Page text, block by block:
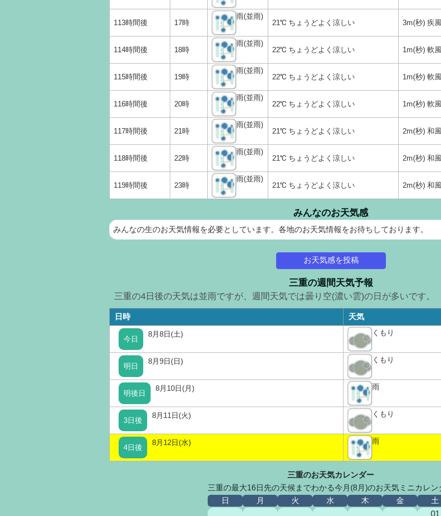
113時間後 17時
雨(並雨)
21℃ ちょうどよく涼しい 3m(秒) 疾
114時間後 18時
雨(並雨)
22℃ ちょうどよく涼しい 1m(秒) 軟
115時間後 19時
雨(並雨)
22℃ ちょうどよく涼しい 1m(秒) 軟
116時間後 20時
雨(並雨)
22℃ ちょうどよく涼しい 1m(秒) 軟
117時間後 21時
雨(並雨)
21℃ ちょうどよく涼しい 2m(秒) 和
118時間後 22時
雨(並雨)
21℃ ちょうどよく涼しい 2m(秒) 和
119時間後 23時
雨(並雨)
21℃ ちょうどよく涼しい 2m(秒) 和
みんなのお天気感
みんなの生のお天気情報を必要としています。各地のお天気情報をお待ちしております。
お天気感を投稿
三重の週間天気予報
三重の4日後の天気は並雨ですが、週間天気では曇り空(濃い雲)の日が多いです。
日時 天気
8月8日(土)
今日
くもり
8月9日(日)
明日
くもり
8月10日(月)
明後日
雨
8月11日(火)
3日後
くもり
8月12日(水)
4日後
雨
三重のお天気カレンダー
三重の最大16日先の天候までわかる今月(8月)のお天気ミニカレン
日
月 火 水 木 金 土
01